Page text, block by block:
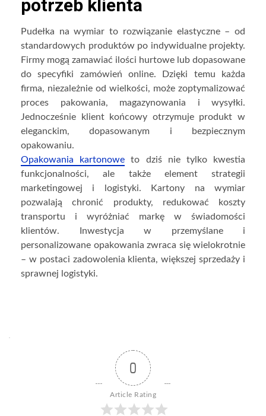
potrzeb klienta
Pudełka na wymiar to rozwiązanie elastyczne – od
standardowych produktów po indywidualne projekty.
Firmy mogą zamawiać ilości hurtowe lub dopasowane
do specyfiki zamówień online. Dzięki temu każda
firma, niezależnie od wielkości, może zoptymalizować
proces pakowania, magazynowania i wysyłki.
Jednocześnie klient końcowy otrzymuje produkt w
eleganckim, dopasowanym i bezpiecznym
opakowaniu.
Opakowania kartonowe to dziś nie tylko kwestia
funkcjonalności, ale także element strategii
marketingowej i logistyki. Kartony na wymiar
pozwalają chronić produkty, redukować koszty
transportu i wyróżniać markę w świadomości
klientów. Inwestycja w przemyślane i
personalizowane opakowania zwraca się wielokrotnie
– w postaci zadowolenia klienta, większej sprzedaży i
sprawnej logistyki.
0
Article Rating